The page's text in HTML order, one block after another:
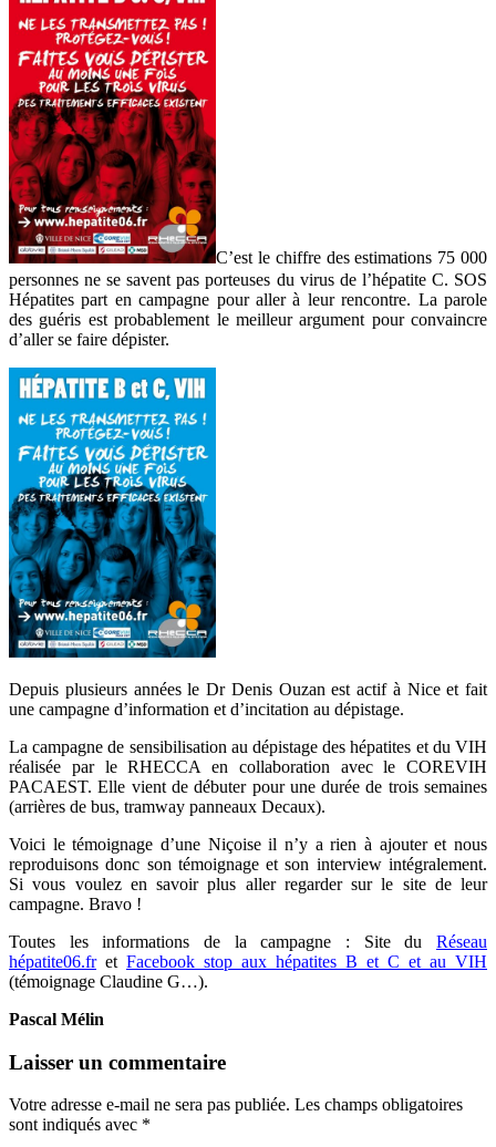
C’est le chiffre des estimations 75 000
personnes ne se savent pas porteuses du virus de l’hépatite C. SOS
Hépatites part en campagne pour aller à leur rencontre. La parole
des guéris est probablement le meilleur argument pour convaincre
d’aller se faire dépister.
Depuis plusieurs années le Dr Denis Ouzan est actif à Nice et fait
une campagne d’information et d’incitation au dépistage.
La campagne de sensibilisation au dépistage des hépatites et du VIH
réalisée par le RHECCA en collaboration avec le COREVIH
PACAEST. Elle vient de débuter pour une durée de trois semaines
(arrières de bus, tramway panneaux Decaux).
Voici le témoignage d’une Niçoise il n’y a rien à ajouter et nous
reproduisons donc son témoignage et son interview intégralement.
Si vous voulez en savoir plus aller regarder sur le site de leur
campagne. Bravo !
Toutes les informations de la campagne : Site du Réseau
hépatite06.fret Facebook stop aux hépatites B et C et au VIH
(témoignage Claudine G…).
Pascal Mélin
Laisser un commentaire
Votre adresse e-mail ne sera pas publiée. Les champs obligatoires
sont indiqués avec *